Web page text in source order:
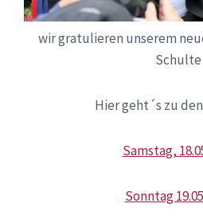
wir gratulieren unserem
Schulte
Hier geht´s zu
Samstag,
Sonntag